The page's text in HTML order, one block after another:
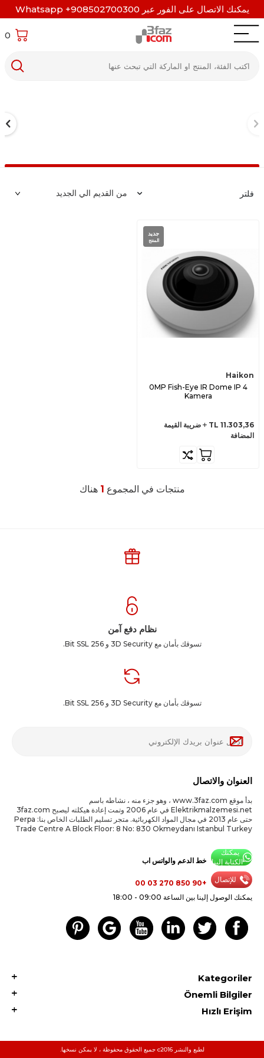
يمكنك الاتصال على الفور عبر Whatsapp +908502700300
0
فلتر
جديد
المنتج
Haikon
4 0MP Fish-Eye IR Dome IP
Kamera
11.303,36
ضريبة القيمة
المضافة
منتجات في المجموع 1 هناك
نظام دفع آمن
تسوقك بأمان مع 3D Security و 256 Bit SSL.
تسوقك بأمان مع 3D Security و 256 Bit SSL.
العنوان والاتصال
بدأ موقع www.3faz.com ، وهو جزء منه ، نشاطه باسم
Elektrikmalzemesi.net في عام 2006 وتمت إعادة هيكلته ليصبح 3faz.com
حتى عام 2013 في مجال المواد الكهربائية. متجر تسليم الطلبات الخاص بنا: Perpa
Trade Centre A Block Floor: 8 No: 830 Okmeydanı Istanbul Turkey
يمكنك
الكتابة إلينا خط الدعم والواتس اب
للإتصال
+90 850 270 03 00
يمكنك الوصول إلينا بين الساعة 09:00 - 18:00
Kategoriler
Önemli Bilgiler
Hızlı Erişim
لطبع والنشر c2016 جميع الحقوق محفوظة ، لا يمكن نسخها.